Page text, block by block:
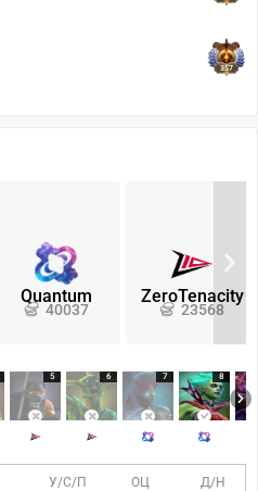
357
Quantum
40037
ZeroTenacity
23568
5 6 7 8
У/С/П ОЦ Д/Н